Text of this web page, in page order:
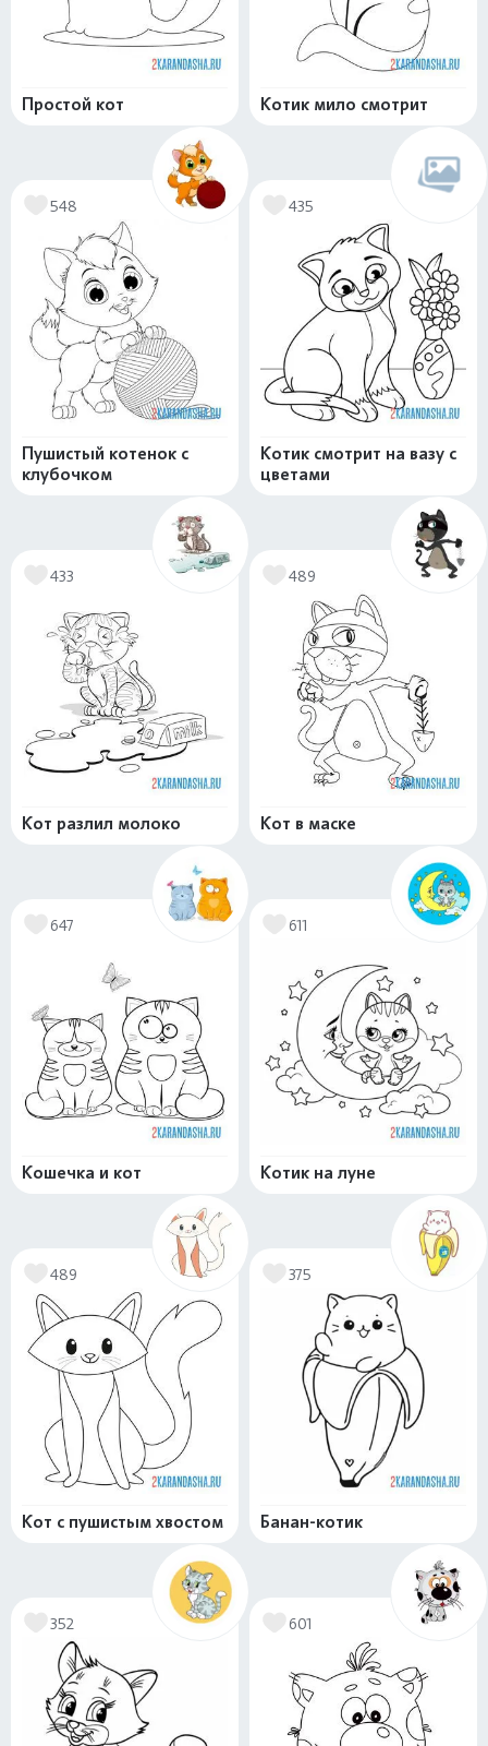
Простой кот Котик мило смотрит
548
Пушистый котенок с
клубочком
435
Котик смотрит на вазу с
цветами
433
Кот разлил молоко
489
Кот в маске
647
Кошечка и кот
611
Котик на луне
489
Кот с пушистым хвостом
375
Банан-котик
352 601